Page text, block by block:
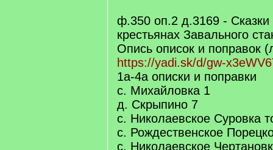
ф.350 оп.2 д.3169 -
крестьянах Завального
Опись описок и поправок
https://yadi.sk/d/gw-
1а-4а описки и поправки
с. Михайловка 1
д. Скрыпино 7
с. Николаевское Суровка
с. Рождественское
с. Николаевское